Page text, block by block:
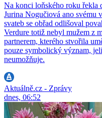
Na konci loňského roku řekla
Jurina Nogučiová ano svému
svateb se obřad odlišoval
Verdure totiž nebyl mužem z
partnerem, kterého stvořila
pouze symbolický význam,
neumožňuje.
Aktuálně.cz - Zprávy
dnes, 06:52